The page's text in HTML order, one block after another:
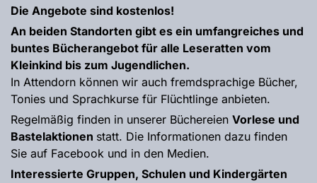
Die Angebote sind kostenlos!
An beiden Standorten gibt es ein umfangreiches und
buntes Bücherangebot für alle Leseratten vom
Kleinkind bis zum Jugendlichen.
In Attendorn können wir auch fremdsprachige Bücher,
Tonies und Sprachkurse für Flüchtlinge anbieten.
Regelmäßig finden in unserer Büchereien Vorlese und
Bastelaktionen statt. Die Informationen dazu finden
Sie auf Facebook und in den Medien.
Interessierte Gruppen, Schulen und Kindergärten